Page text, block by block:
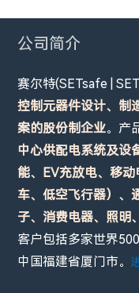
公司简介
赛尔特(SETsafe |
控制元器件设计、制
案的股份制企业。产
中心供配电系统及设
能、EV充放电、移
车、低空飞行器）、
子、消费电器、照明
客户包括多家世界
中国福建省厦门市。